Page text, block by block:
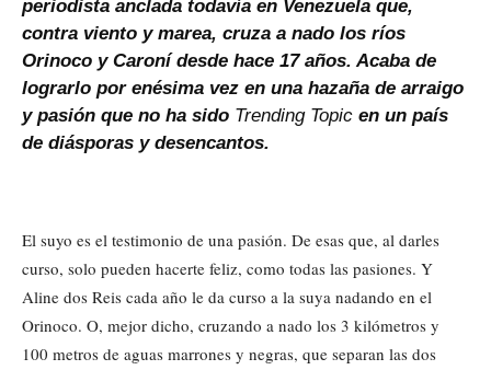
periodista anclada todavía en Venezuela que,
contra viento y marea, cruza a nado los ríos
Orinoco y Caroní desde hace 17 años. Acaba de
lograrlo por enésima vez en una hazaña de arraigo
y pasión que no ha sido Trending Topic en un país
de diásporas y desencantos.
El suyo es el testimonio de una pasión. De esas que, al darles
curso, solo pueden hacerte feliz, como todas las pasiones. Y
Aline dos Reis cada año le da curso a la suya nadando en el
Orinoco. O, mejor dicho, cruzando a nado los 3 kilómetros y
100 metros de aguas marrones y negras, que separan las dos